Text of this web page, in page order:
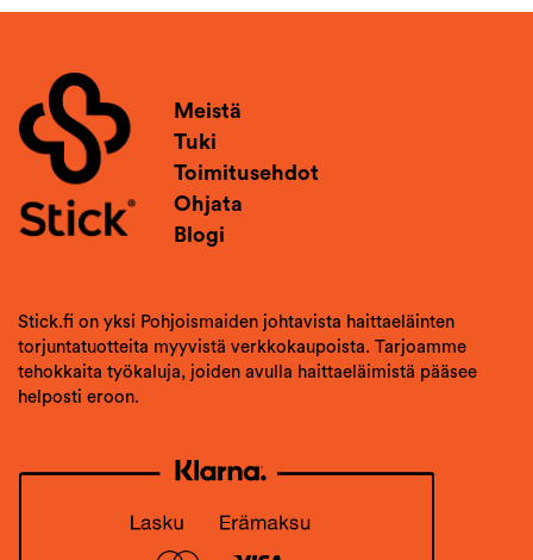
Meistä
Tuki
Toimitusehdot
Ohjata
Blogi
Stick.fi on yksi Pohjoismaiden johtavista haittaeläinten
torjuntatuotteita myyvistä verkkokaupoista. Tarjoamme
tehokkaita työkaluja, joiden avulla haittaeläimistä pääsee
helposti eroon.